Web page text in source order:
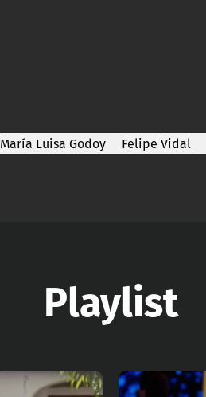
María Luisa Godoy Felipe Vidal
Playlist